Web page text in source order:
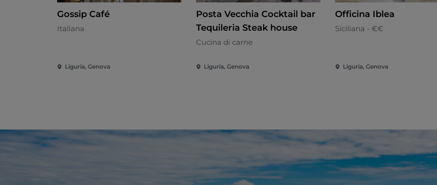
Gossip Café
Italiana
Liguria, Genova
Posta Vecchia Cocktail bar
Tequileria Steak house
Cucina di carne
Liguria, Genova
Officina Iblea
Siciliana - €€
Liguria, Genova